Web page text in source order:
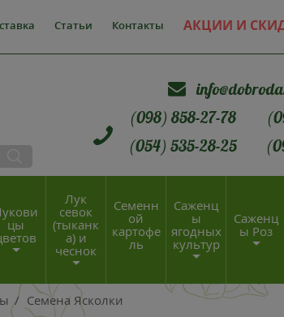
Статьи Контакты АКЦИИ И
(098) 858-27-78
(054) 535-28-25
цы
Лук
севок
(тыканк
а) и
чеснок
Семенн
ой
картофе
ль
Саженц
ы
ягодных
культур
Саженц
ы Роз
/ Семена Ясколки